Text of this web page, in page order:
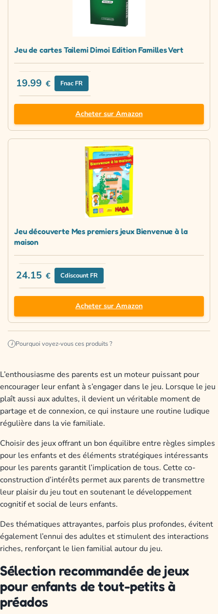
Jeu de cartes Tailemi Dimoi Edition Familles Vert
19.99 € Fnac FR
Acheter sur Amazon
Jeu découverte Mes premiers jeux Bienvenue à la
maison
24.15 € Cdiscount FR
Acheter sur Amazon
i Pourquoi voyez-vous ces produits ?
L’enthousiasme des parents est un moteur puissant pour
encourager leur enfant à s’engager dans le jeu. Lorsque le jeu
plaît aussi aux adultes, il devient un véritable moment de
partage et de connexion, ce qui instaure une routine ludique
régulière dans la vie familiale.
Choisir des jeux offrant un bon équilibre entre règles simples
pour les enfants et des éléments stratégiques intéressants
pour les parents garantit l’implication de tous. Cette co-
construction d’intérêts permet aux parents de transmettre
leur plaisir du jeu tout en soutenant le développement
cognitif et social de leurs enfants.
Des thématiques attrayantes, parfois plus profondes, évitent
également l’ennui des adultes et stimulent des interactions
riches, renforçant le lien familial autour du jeu.
Sélection recommandée de jeux
pour enfants de tout-petits à
préados